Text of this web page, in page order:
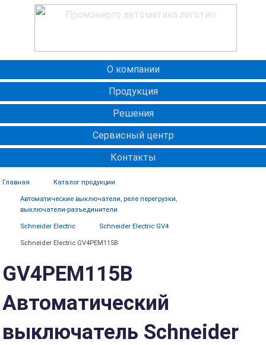
О компании
Продукция
Решения
Сервисный центр
Контакты
Главная Каталог продукции
Автоматические выключатели, реле перегрузки,
выключатели-разъединители
Schneider Electric Schneider Electric GV4
Schneider Electric GV4PEM115B
GV4PEM115B
Автоматический
выключатель Schneider